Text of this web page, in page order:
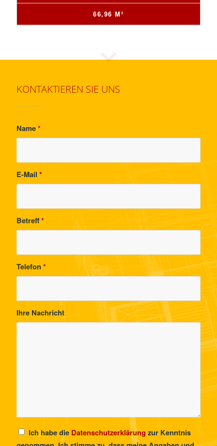
66,96 M²
KONTAKTIEREN SIE UNS
Name*
E-Mail *
Betreff*
Telefon *
Ihre Nachricht
Ich habe die Datenschutzerklärung zur Kenntnis